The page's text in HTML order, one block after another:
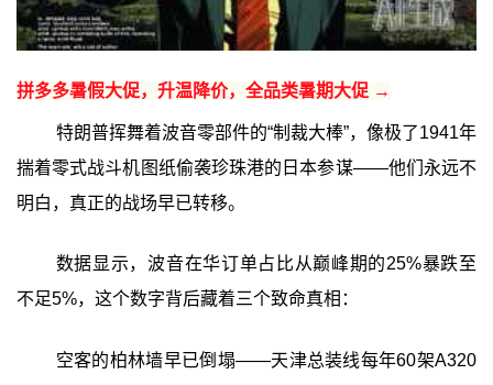
拼多多暑假大促，升温降价，全品类暑期大促 →
特朗普挥舞着波音零部件的“制裁大棒”，像极了1941年
揣着零式战斗机图纸偷袭珍珠港的日本参谋——他们永远不
明白，真正的战场早已转移。
数据显示，波音在华订单占比从巅峰期的25%暴跌至
不足5%，这个数字背后藏着三个致命真相：
空客的柏林墙早已倒塌——天津总装线每年60架A320